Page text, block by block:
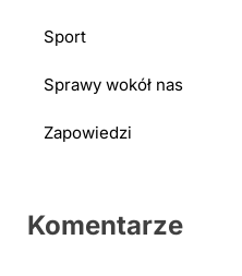
Sport
Sprawy wokół nas
Zapowiedzi
Komentarze